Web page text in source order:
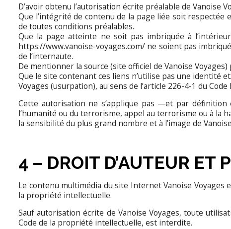
D’avoir obtenu l’autorisation écrite préalable de Vanoise
Que l’intégrité de contenu de la page liée soit respectée
de toutes conditions préalables.
Que la page atteinte ne soit pas imbriquée à
https://www.vanoise-voyages.com/ ne soient pas
de l’internaute.
De mentionner la source (site officiel de Vanoise
Que le site contenant ces liens n’utilise pas une identité
Voyages (usurpation), au sens de l’article 226-4-1 du Code
Cette autorisation ne s’applique pas —et par
l’humanité ou du terrorisme, appel au terrorisme ou à la
la sensibilité du plus grand nombre et à l’image de
4 – DROIT D’AUTEUR ET
Le contenu multimédia du site Internet Vanoise Voyages
la propriété intellectuelle.
Sauf autorisation écrite de Vanoise Voyages, toute
Code de la propriété intellectuelle, est interdite.